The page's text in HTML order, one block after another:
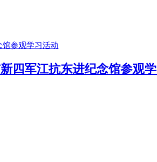
四军江抗东进纪念馆参观